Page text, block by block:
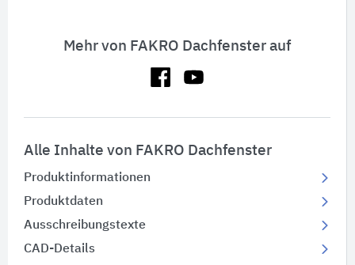
Mehr von FAKRO Dachfenster auf
Alle Inhalte von FAKRO Dachfenster
Produktinformationen
Produktdaten
Ausschreibungstexte
CAD-Details